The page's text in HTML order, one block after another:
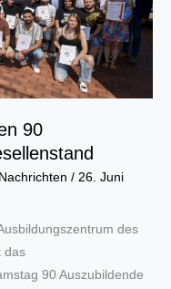
90
/ 26. Juni
des
das
90 Auszubildende